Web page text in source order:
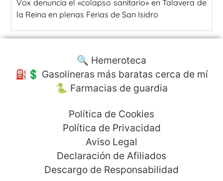
Vox denuncia el «colapso sanitario» en Talavera de
la Reina en plenas Ferias de San Isidro
🔍 Hemeroteca
⛽️💲 Gasolineras más baratas cerca de mí
🐍 Farmacias de guardia
Política de Cookies
Política de Privacidad
Aviso Legal
Declaración de Afiliados
Descargo de Responsabilidad